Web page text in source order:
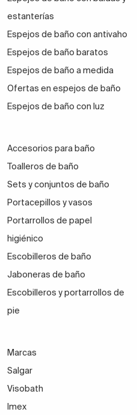
estanterías
Espejos de baño con antivaho
Espejos de baño baratos
Espejos de baño a medida
Ofertas en espejos de baño
Espejos de baño con luz
Accesorios para baño
Toalleros de baño
Sets y conjuntos de baño
Portacepillos y vasos
Portarrollos de papel
higiénico
Escobilleros de baño
Jaboneras de baño
Escobilleros y portarrollos de
pie
Marcas
Salgar
Visobath
Imex